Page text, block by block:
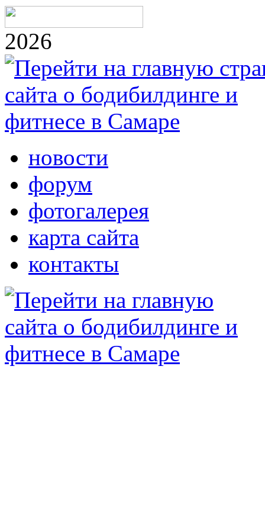
2026
новости
форум
фотогалерея
карта сайта
контакты